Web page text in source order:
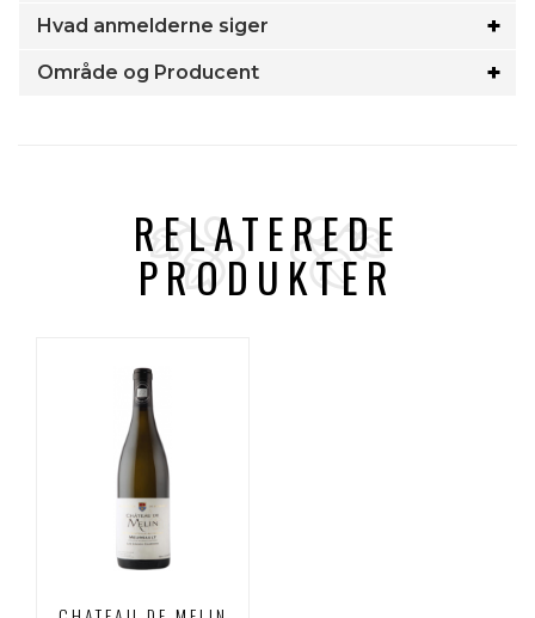
Hvad anmelderne siger
Område og Producent
RELATEREDE
PRODUKTER